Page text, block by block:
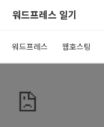
워드프레스 일기
워드프레스 웹호스팅